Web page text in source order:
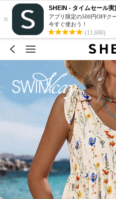
×
SHEIN - タイムセール実
アプリ限定の500円OFFク
今すぐ使おう！
(11,600)